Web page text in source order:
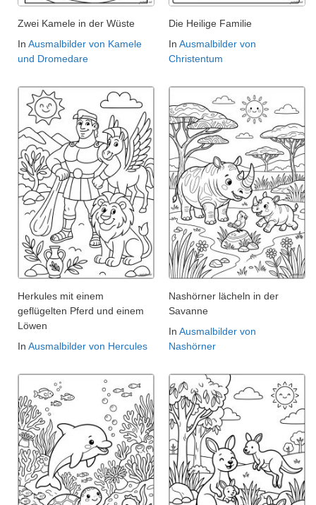
Zwei Kamele in der Wüste
In Ausmalbilder von Kamele
und Dromedare
Die Heilige Familie
In Ausmalbilder von
Christentum
Herkules mit einem
geflügelten Pferd und einem
Löwen
In Ausmalbilder von Hercules
Nashörner lächeln in der
Savanne
In Ausmalbilder von
Nashörner